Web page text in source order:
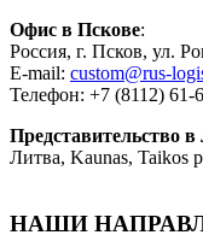
Офис в Пскове:
Россия, г. Псков, ул.
E-mail: custom@rus-
Телефон: +7 (8112) 61-
Представительство
Литва, Kaunas, Taikos
НАШИ